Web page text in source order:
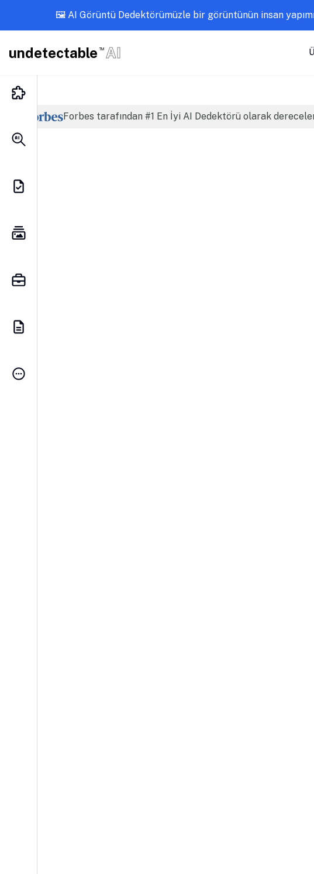
🖼️ AI Görüntü Dedektörümüzle bir görüntünün insan
undetectable TM AI
Forbes tarafından #1 En İyi AI Dedektörü olarak